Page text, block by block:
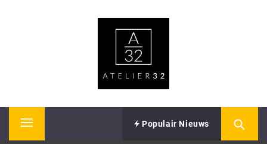
Primary
Populair Nieuws